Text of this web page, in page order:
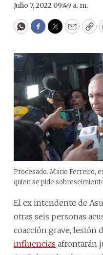
Julio 7, 2022 09:49 a. m.
WhatsApp
Facebook
Twitter
Email
Procesado. Mario Ferreiro,
quien se pide
El ex intendente de
otras seis personas
coacción grave, lesión
influencias afrontarán